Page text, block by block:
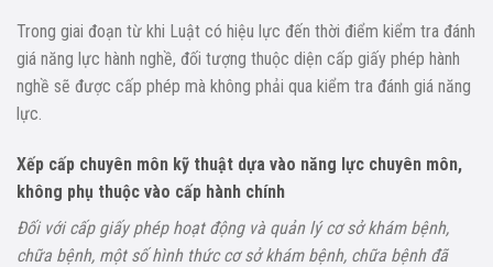
Trong giai đoạn từ khi Luật có hiệu lực đến thời điểm kiểm tra đánh
giá năng lực hành nghề, đối tượng thuộc diện cấp giấy phép hành
nghề sẽ được cấp phép mà không phải qua kiểm tra đánh giá năng
lực.
Xếp cấp chuyên môn kỹ thuật dựa vào năng lực chuyên môn,
không phụ thuộc vào cấp hành chính
Đối với cấp giấy phép hoạt động và quản lý cơ sở khám bệnh,
chữa bệnh, một số hình thức cơ sở khám bệnh, chữa bệnh đã